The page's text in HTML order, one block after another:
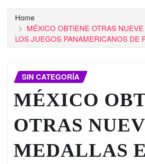
Home
MÉXICO OBTIENE OTRAS
LOS JUEGOS PANAMERICANOS DE
SIN CATEGORÍA
MÉXICO
OTRAS
MEDALLAS